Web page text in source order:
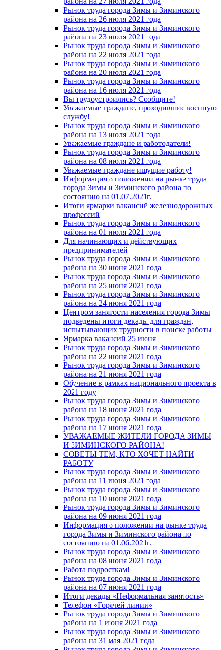
Рынок труда города Зимы и Зиминского
района на 26 июля 2021 года
Рынок труда города Зимы и Зиминского
района на 23 июля 2021 года
Рынок труда города Зимы и Зиминского
района на 22 июля 2021 года
Рынок труда города Зимы и Зиминского
района на 20 июля 2021 года
Рынок труда города Зимы и Зиминского
района на 16 июля 2021 года
Вы трудоустроились? Сообщите!
Уважаемые граждане, проходившие военную
службу!
Рынок труда города Зимы и Зиминского
района на 13 июля 2021 года
Уважаемые граждане и работодатели!
Рынок труда города Зимы и Зиминского
района на 08 июля 2021 года
Уважаемые граждане ищущие работу!
Информация о положении на рынке труда
города Зимы и Зиминского района по
состоянию на 01.07.2021г.
Итоги ярмарки вакансий железнодорожных
профессий
Рынок труда города Зимы и Зиминского
района на 01 июля 2021 года
Для начинающих и действующих
предпринимателей
Рынок труда города Зимы и Зиминского
района на 30 июня 2021 года
Рынок труда города Зимы и Зиминского
района на 25 июня 2021 года
Рынок труда города Зимы и Зиминского
района на 24 июня 2021 года
Центром занятости населения города Зимы
подведены итоги декады для граждан,
испытывающих трудности в поиске работы
Ярмарка вакансий 25 июня
Рынок труда города Зимы и Зиминского
района на 22 июня 2021 года
Рынок труда города Зимы и Зиминского
района на 21 июня 2021 года
Обучение в рамках национального проекта в
2021 году
Рынок труда города Зимы и Зиминского
района на 18 июня 2021 года
Рынок труда города Зимы и Зиминского
района на 17 июня 2021 года
УВАЖАЕМЫЕ ЖИТЕЛИ ГОРОДА ЗИМЫ
И ЗИМИНСКОГО РАЙОНА!
СОВЕТЫ ТЕМ, КТО ХОЧЕТ НАЙТИ
РАБОТУ
Рынок труда города Зимы и Зиминского
района на 11 июня 2021 года
Рынок труда города Зимы и Зиминского
района на 10 июня 2021 года
Рынок труда города Зимы и Зиминского
района на 09 июня 2021 года
Информация о положении на рынке труда
города Зимы и Зиминского района по
состоянию на 01.06.2021г.
Рынок труда города Зимы и Зиминского
района на 08 июня 2021 года
Работа подросткам!
Рынок труда города Зимы и Зиминского
района на 07 июня 2021 года
Итоги декады «Неформальная занятость»
Телефон «Горячей линии»
Рынок труда города Зимы и Зиминского
района на 1 июня 2021 года
Рынок труда города Зимы и Зиминского
района на 31 мая 2021 года